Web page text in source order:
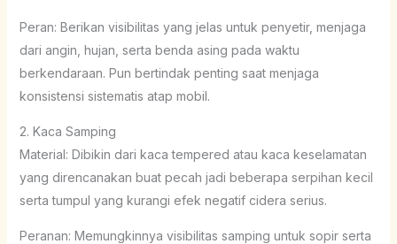
Peran: Berikan visibilitas yang jelas untuk penyetir, menjaga
dari angin, hujan, serta benda asing pada waktu
berkendaraan. Pun bertindak penting saat menjaga
konsistensi sistematis atap mobil.
2. Kaca Samping
Material: Dibikin dari kaca tempered atau kaca keselamatan
yang direncanakan buat pecah jadi beberapa serpihan kecil
serta tumpul yang kurangi efek negatif cidera serius.
Peranan: Memungkinnya visibilitas samping untuk sopir serta